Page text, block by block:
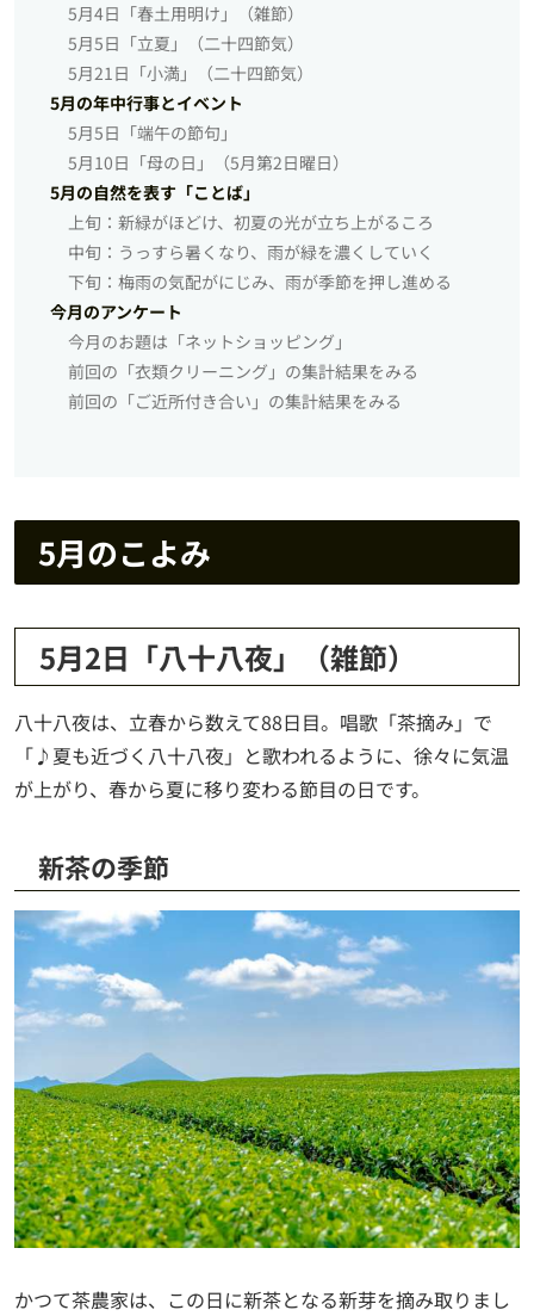
5月4日「春土用明け」（雑節）
5月5日「立夏」（二十四節気）
5月21日「小満」（二十四節気）
5月の年中行事とイベント
5月5日「端午の節句」
5月10日「母の日」（5月第2日曜日）
5月の自然を表す「ことば」
上旬：新緑がほどけ、初夏の光が立ち上がるころ
中旬：うっすら暑くなり、雨が緑を濃くしていく
下旬：梅雨の気配がにじみ、雨が季節を押し進める
今月のアンケート
今月のお題は「ネットショッピング」
前回の「衣類クリーニング」の集計結果をみる
前回の「ご近所付き合い」の集計結果をみる
5月のこよみ
5月2日「八十八夜」（雑節）
八十八夜は、立春から数えて88日目。唱歌「茶摘み」で
「♪夏も近づく八十八夜」と歌われるように、徐々に気温
が上がり、春から夏に移り変わる節目の日です。
新茶の季節
かつて茶農家は、この日に新茶となる新芽を摘み取りまし